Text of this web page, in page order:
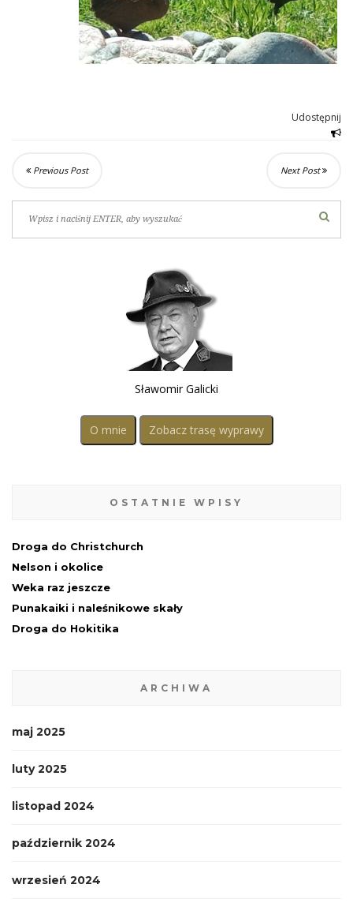
Udostępnij
Previous Post Next Post
Sławomir Galicki
O mnie Zobacz trasę wyprawy
OSTATNIE WPISY
Droga do Christchurch
Nelson i okolice
Weka raz jeszcze
Punakaiki i naleśnikowe skały
Droga do Hokitika
ARCHIWA
maj 2025
luty 2025
listopad 2024
październik 2024
wrzesień 2024